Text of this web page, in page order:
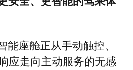
能座舱正从手动触控、
应走向主动服务的无感